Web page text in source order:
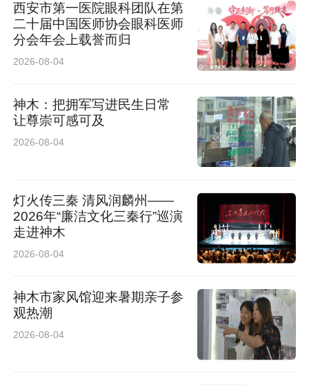
西安市第一医院眼科团队在第
二十届中国医师协会眼科医师
分会年会上载誉而归
2026-08-04
神木：把拥军写进民生日常
让尊崇可感可及
2026-08-04
灯火传三秦 清风润麟州——
2026年“廉洁文化三秦行”巡演
走进神木
2026-08-04
神木市家风馆迎来暑期亲子参
观热潮
2026-08-04